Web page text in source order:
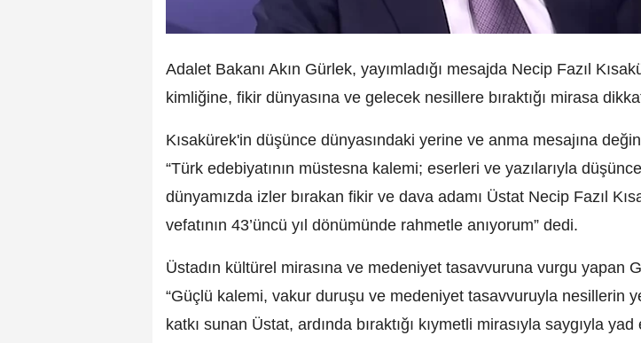
Adalet Bakanı Akın Gürlek, yayımladığı mesajda Necip Fazıl
kimliğine, fikir dünyasına ve gelecek nesillere bıraktığı mirasa
Kısakürek'in düşünce dünyasındaki yerine ve anma mesajına
“Türk edebiyatının müstesna kalemi; eserleri ve yazılarıyla düşünce
dünyamızda izler bırakan fikir ve dava adamı Üstat Necip Fazıl
vefatının 43’üncü yıl dönümünde rahmetle anıyorum” dedi.
Üstadın kültürel mirasına ve medeniyet tasavvuruna vurgu yapan
“Güçlü kalemi, vakur duruşu ve medeniyet tasavvuruyla nesillerin
katkı sunan Üstat, ardında bıraktığı kıymetli mirasıyla saygıyla